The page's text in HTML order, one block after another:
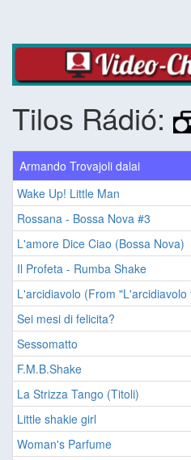
Tilos Rádió:
Armando Trovajoli dalai
Wake Up! Little Man
Rossana - Bossa Nova #3
L'amore Dice Ciao (Bossa Nova)
Il Profeta - Rumba Shake
L'arcidiavolo (From
Sei mesi di felicita?
Sessomatto
F.M.B.Shake
La Strizza Tango (Titoli)
Little shakie girl
Woman's Parfume